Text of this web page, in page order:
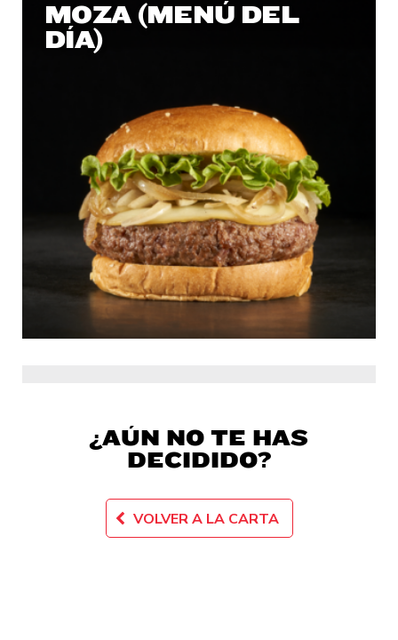
MOZA (MENÚ DEL
DÍA)
¿AÚN NO TE HAS
DECIDIDO?
VOLVER A LA CARTA